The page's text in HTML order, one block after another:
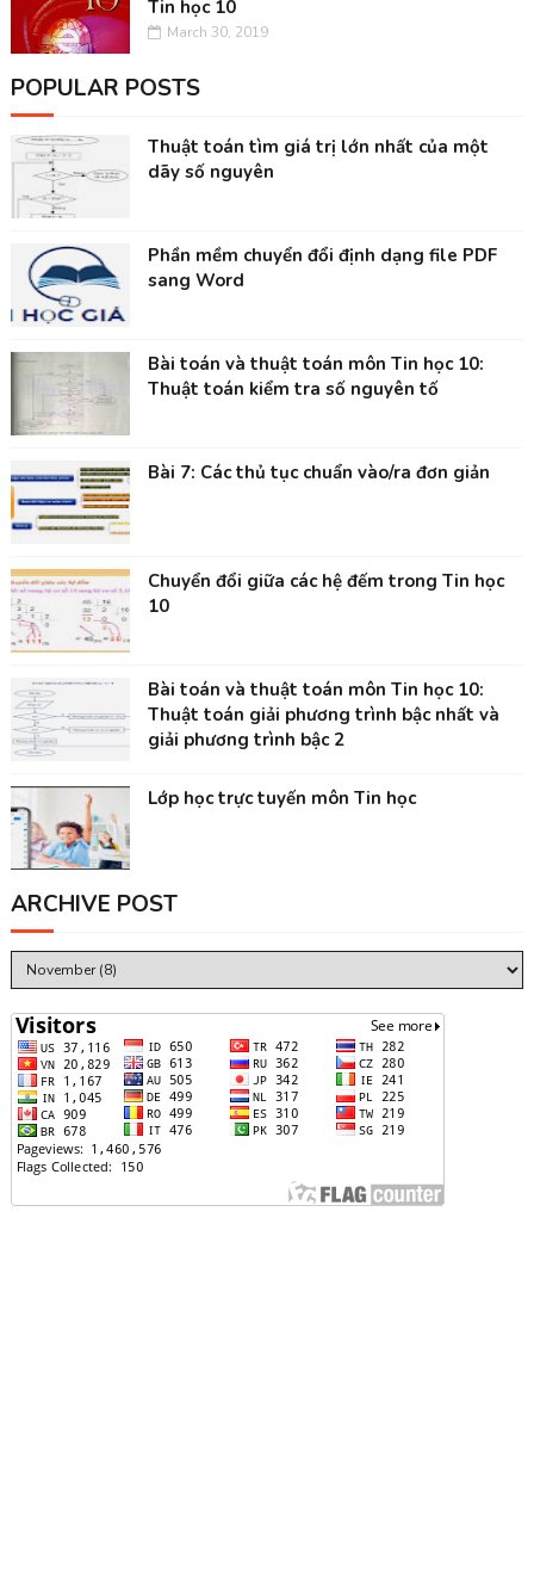
Tin học 10
March 30, 2019
POPULAR POSTS
Thuật toán tìm giá trị lớn nhất của một
dãy số nguyên
Phần mềm chuyển đổi định dạng file PDF
sang Word
Bài toán và thuật toán môn Tin học 10:
Thuật toán kiểm tra số nguyên tố
Bài 7: Các thủ tục chuẩn vào/ra đơn giản
Chuyển đổi giữa các hệ đếm trong Tin học
10
Bài toán và thuật toán môn Tin học 10:
Thuật toán giải phương trình bậc nhất và
giải phương trình bậc 2
Lớp học trực tuyến môn Tin học
ARCHIVE POST